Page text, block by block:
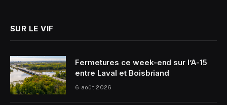
SUR LE VIF
Fermetures ce week-end sur l’A-15
entre Laval et Boisbriand
6 août 2026